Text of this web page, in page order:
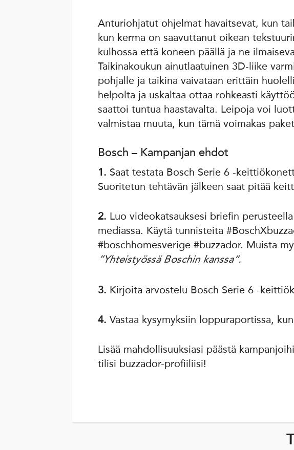
Anturiohjatut ohjelmat havaitsevat, kun
kun kerma on saavuttanut oikean
kulhossa että koneen päällä ja ne
Taikinakoukun ainutlaatuinen 3D-liike
pohjalle ja taikina vaivataan erittäin
helpolta ja uskaltaa ottaa rohkeasti
saattoi tuntua haastavalta. Leipoja voi
valmistaa muuta, kun tämä voimakas
Bosch – Kampanjan ehdot
1. Saat testata Bosch Serie 6 -
Suoritetun tehtävän jälkeen saat pitää
2. Luo videokatsauksesi briefin
mediassa. Käytä tunnisteita
#boschhomesverige #buzzador. Muista
”Yhteistyössä Boschin kanssa”.
3. Kirjoita arvostelu Bosch Serie 6 -
4. Vastaa kysymyksiin loppuraportissa,
Lisää mahdollisuuksiasi päästä
tilisi buzzador-profiiliisi!